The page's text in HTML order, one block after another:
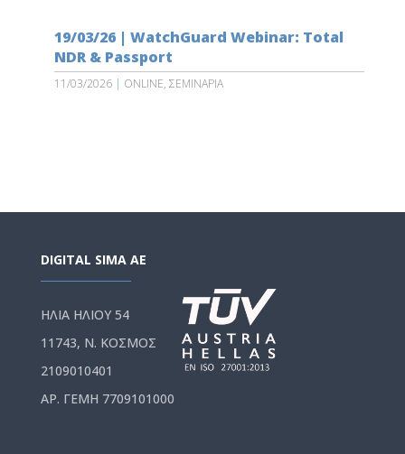
19/03/26 | WatchGuard Webinar: Total
NDR & Passport
11/03/2026| ONLINE, ΣΕΜΙΝΑΡΙΑ
DIGITAL SIMA AE
ΗΛΙΑ ΗΛΙΟΥ 54
11743, Ν. ΚΟΣΜΟΣ
2109010401
ΑΡ. ΓΕΜΗ 7709101000